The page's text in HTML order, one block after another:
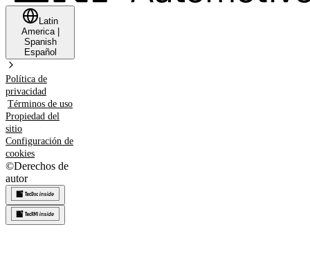
Latin
America|
Spanish
Español
Política de
privacidad
Términos de uso
Propiedad del
sitio
Configuración de
cookies
©Derechos de
autor